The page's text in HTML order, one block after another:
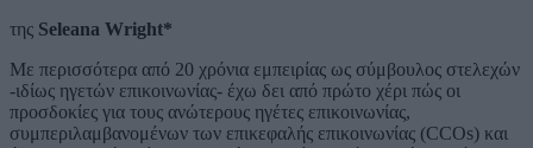
της Seleana Wright*
Με περισσότερα από 20 χρόνια εμπειρίας ως σύμβουλος στελεχών
-ιδίως ηγετών επικοινωνίας- έχω δει από πρώτο χέρι πώς οι
προσδοκίες για τους ανώτερους ηγέτες επικοινωνίας,
συμπεριλαμβανομένων των επικεφαλής επικοινωνίας (CCOs) και